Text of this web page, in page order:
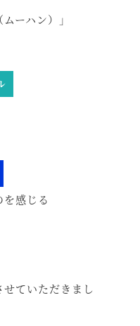
ーハン）」
感じる
せていただきまし